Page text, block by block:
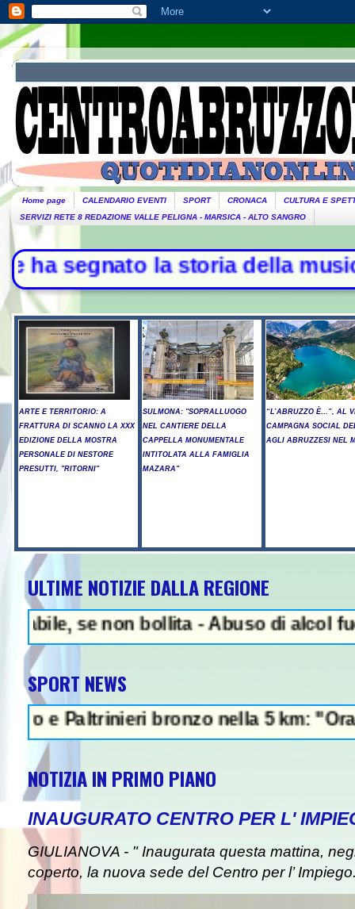
Home page CALENDARIO EVENTI SPORT CRONACA
CULTURA E
SERVIZI RETE 8 REDAZIONE VALLE PELIGNA - MARSICA - ALTO SANGRO
storia della musica -
ARTE E TERRITORIO: A
FRATTURA DI SCANNO LA XXX
EDIZIONE DELLA MOSTRA
PERSONALE DI NESTORE
PRESUTTI, "RITORNI"
SULMONA: "SOPRALLUOGO
NEL CANTIERE DELLA
CAPPELLA MONUMENTALE
INTITOLATA ALLA FAMIGLIA
MAZARA"
“L’ABRUZZO È…”, AL
CAMPAGNA SOCIAL
AGLI ABRUZZESI NEL
ULTIME NOTIZIE DALLA REGIONE
non bollita - Abuso di alcol fuori
SPORT NEWS
bronzo nella 5 km: "Ora ci
NOTIZIA IN PRIMO PIANO
INAUGURATO CENTRO PER L'
GIULIANOVA - " Inaugurata questa mattina,
coperto, la nuova sede del Centro per l’
NEWS IN